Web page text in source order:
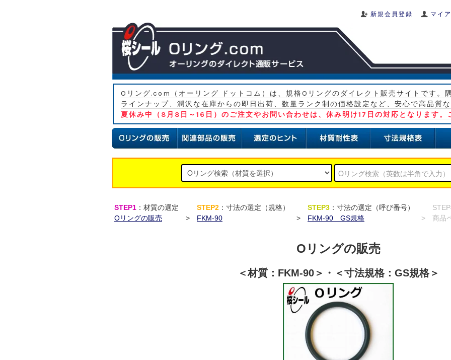
新規会員登録 マイ
Oリング.com（オーリング ドットコム）は、規格Oリングのダイレクト販売サイトです。
ラインナップ、潤沢な在庫からの即日出荷、数量ランク制の価格設定など、安心で高品質
夏休み中（8月8日～16日）のご注文やお問い合わせは、休み明け17日の対応となります。
STEP1 ：材質の選定
Oリングの販売
>
STEP2 ：寸法の選定（規格）
FKM-90
>
STEP3 ：寸法の選定（呼び番号）
FKM-90 GS規格
>
商品
Oリングの販売
＜材質：FKM-90＞・＜寸法規格：GS規格＞